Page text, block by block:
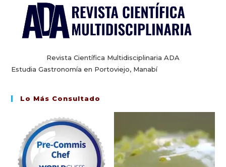
Revista Científica Multidisciplinaria ADA
Estudia Gastronomía en Portoviejo, Manabí
Lo Más Consultado